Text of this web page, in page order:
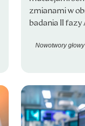
zmianami w
badania II fazy
Nowotwory